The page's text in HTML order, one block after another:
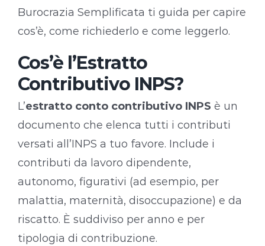
Burocrazia Semplificata ti guida per capire
cos’è, come richiederlo e come leggerlo.
Cos’è l’Estratto
Contributivo INPS?
L’estratto conto contributivo INPS è un
documento che elenca tutti i contributi
versati all’INPS a tuo favore. Include i
contributi da lavoro dipendente,
autonomo, figurativi (ad esempio, per
malattia, maternità, disoccupazione) e da
riscatto. È suddiviso per anno e per
tipologia di contribuzione.